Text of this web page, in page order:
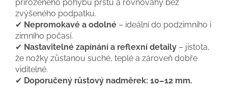
přirozeného pohybu prstů a rovnováhy bez
zvýšeného podpatku.
✔ Nepromokavé a odolné – ideální do podzimního i
zimního počasí.
✔ Nastavitelné zapínání a reflexní detaily – jistota,
že nožky zůstanou suché, teplé a zároveň dobře
viditelné.
✔ Doporučený růstový nadměrek: 10–12 mm.